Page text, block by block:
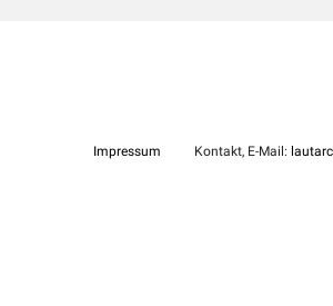
Impressum Kontakt, E-Mail: